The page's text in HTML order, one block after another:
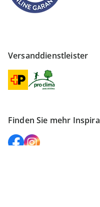
Versanddienstleister
Finden Sie mehr